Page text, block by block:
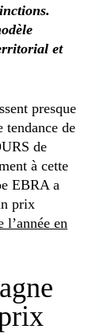
et
presque
tendance de
de
à cette
EBRA a
prix
en